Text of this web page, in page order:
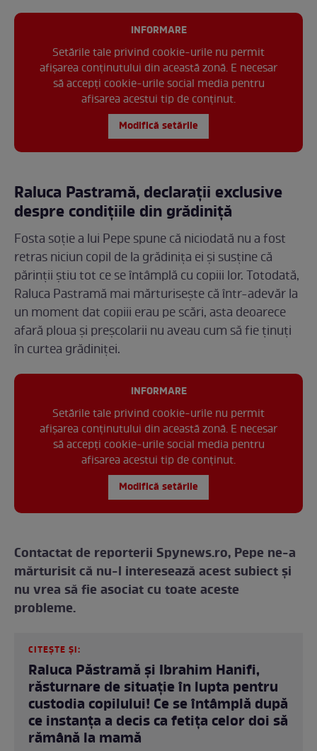
INFORMARE
Setările tale privind cookie-urile nu permit
afișarea conținutului din această zonă. E necesar
să accepți cookie-urile social media pentru
afisarea acestui tip de conținut.
Modifică setările
Raluca Pastramă, declarații exclusive
despre condițiile din grădiniță
Fosta soție a lui Pepe spune că niciodată nu a fost
retras niciun copil de la grădinița ei și susține că
părinții știu tot ce se întâmplă cu copiii lor. Totodată,
Raluca Pastramă mai mărturisește că într-adevăr la
un moment dat copiii erau pe scări, asta deoarece
afară ploua și preșcolarii nu aveau cum să fie ținuți
în curtea grădiniței.
INFORMARE
Setările tale privind cookie-urile nu permit
afișarea conținutului din această zonă. E necesar
să accepți cookie-urile social media pentru
afisarea acestui tip de conținut.
Modifică setările
Contactat de reporterii Spynews.ro, Pepe ne-a
mărturisit că nu-l interesează acest subiect și
nu vrea să fie asociat cu toate aceste
probleme.
CITEȘTE ȘI:
Raluca Păstramă și Ibrahim Hanifi,
răsturnare de situație în lupta pentru
custodia copilului! Ce se întâmplă după
ce instanța a decis ca fetița celor doi să
rămână la mamă